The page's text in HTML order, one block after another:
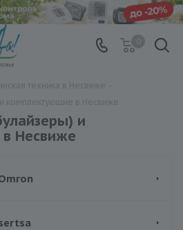
и
Несвиже